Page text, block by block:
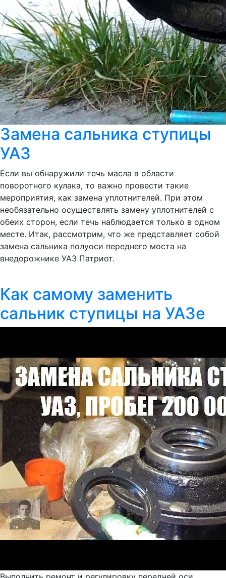
Замена сальника ступицы
УАЗ
Если вы обнаружили течь масла в области
поворотного кулака, то важно провести такие
мероприятия, как замена уплотнителей. При этом
необязательно осуществлять замену уплотнителей с
обеих сторон, если течь наблюдается только в одном
месте. Итак, рассмотрим, что же представляет собой
замена сальника полуоси переднего моста на
внедорожнике УАЗ Патриот.
Как самому заменить
сальник ступицы на УАЗе